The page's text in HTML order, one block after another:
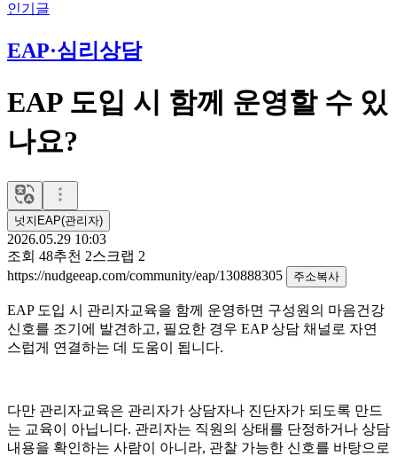
인기글
EAP·심리상담
EAP 도입 시 함께 운영할 수 있
나요?
넛지EAP(관리자)
2026.05.29 10:03
조회 48추천 2스크랩 2
https://nudgeeap.com/community/eap/130888305
주소복사
EAP 도입 시 관리자교육을 함께 운영하면 구성원의 마음건강
신호를 조기에 발견하고, 필요한 경우 EAP 상담 채널로 자연
스럽게 연결하는 데 도움이 됩니다.
다만 관리자교육은 관리자가 상담자나 진단자가 되도록 만드
는 교육이 아닙니다. 관리자는 직원의 상태를 단정하거나 상담
내용을 확인하는 사람이 아니라, 관찰 가능한 신호를 바탕으로